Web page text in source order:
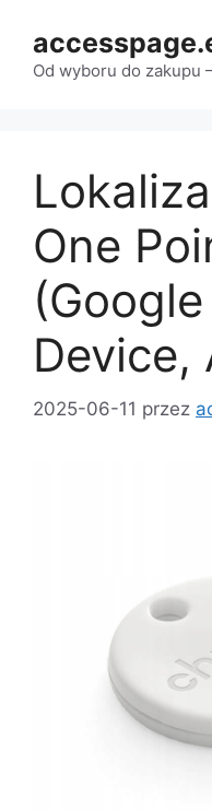
treściOd wyboru do zakupu
One
Device,
2025-06-11 przez